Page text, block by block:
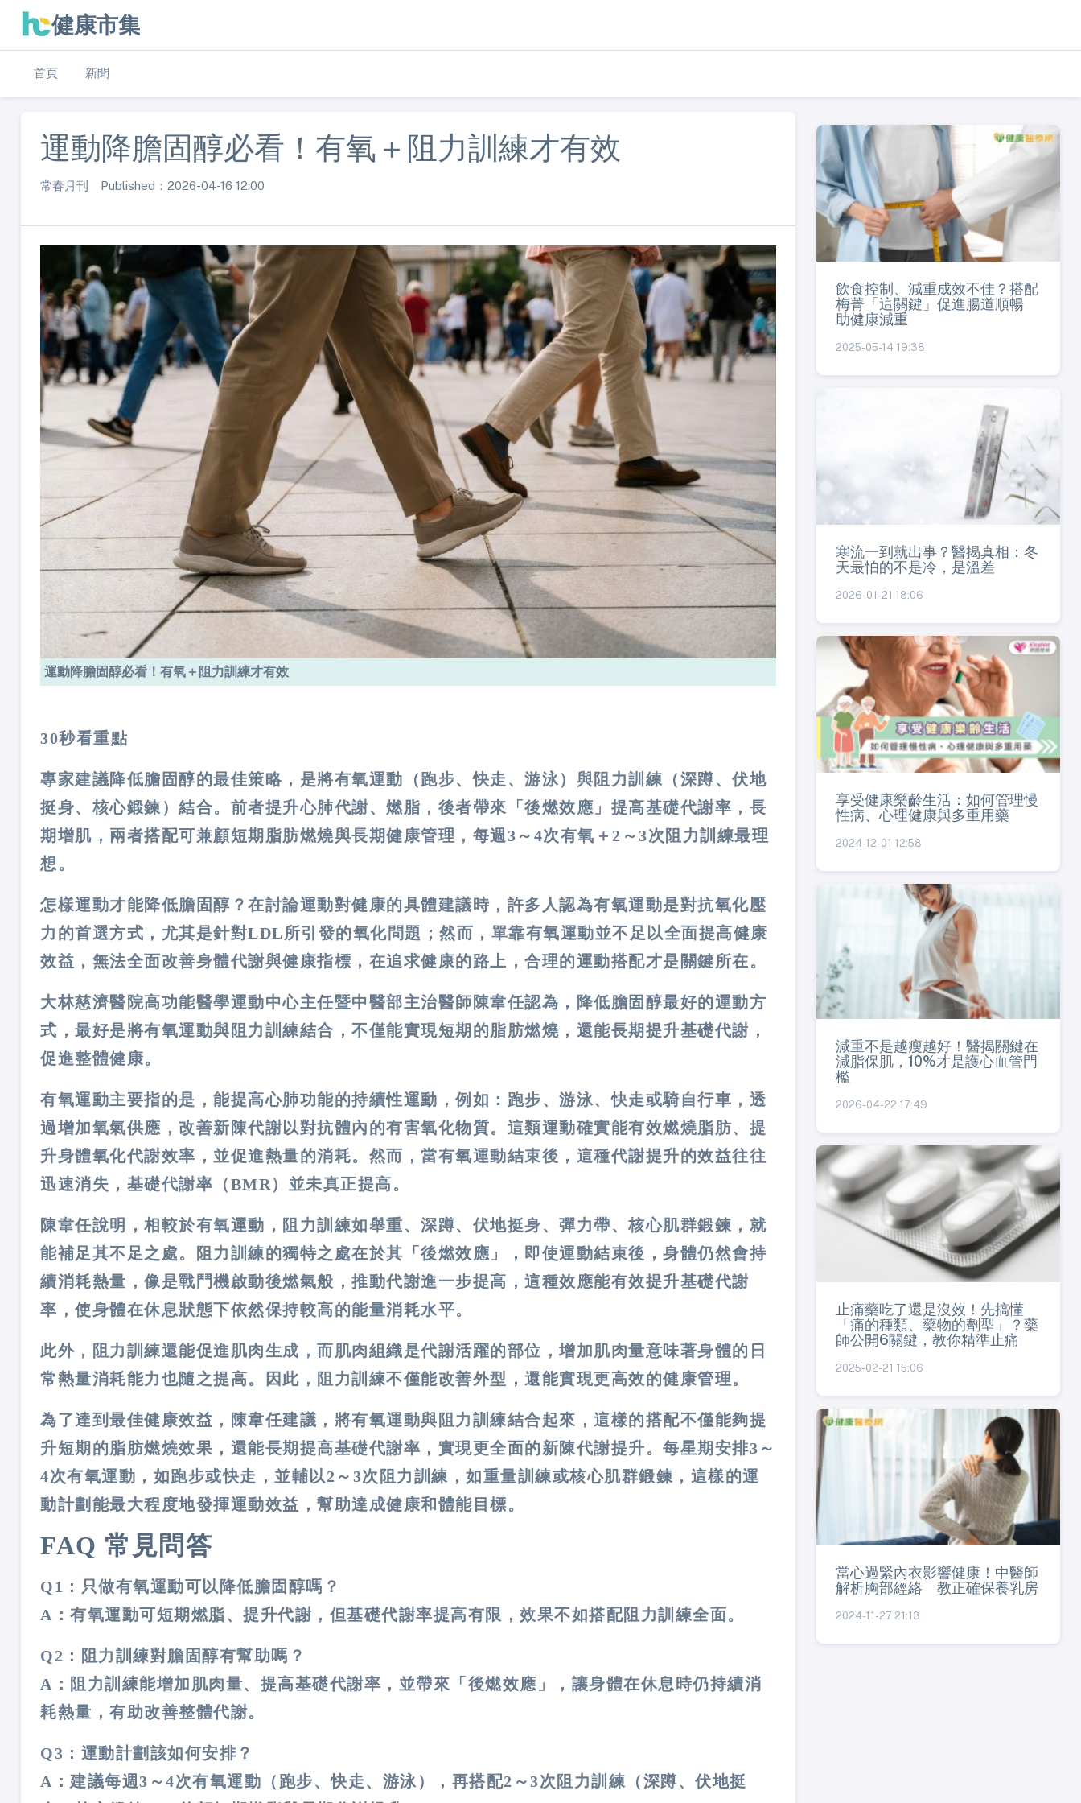
健康市集
首頁 新聞
運動降膽固醇必看！有氧＋阻力訓練才有效
常春月刊 Published：2026-04-16 12:00
運動降膽固醇必看！有氧＋阻力訓練才有效
30秒看重點
專家建議降低膽固醇的最佳策略，是將有氧運動（跑步、快走、游泳）與阻力訓練（深蹲、伏地
挺身、核心鍛鍊）結合。前者提升心肺代謝、燃脂，後者帶來「後燃效應」提高基礎代謝率，長
期增肌，兩者搭配可兼顧短期脂肪燃燒與長期健康管理，每週3～4次有氧＋2～3次阻力訓練最理
想。
怎樣運動才能降低膽固醇？在討論運動對健康的具體建議時，許多人認為有氧運動是對抗氧化壓
力的首選方式，尤其是針對LDL所引發的氧化問題；然而，單靠有氧運動並不足以全面提高健康
效益，無法全面改善身體代謝與健康指標，在追求健康的路上，合理的運動搭配才是關鍵所在。
大林慈濟醫院高功能醫學運動中心主任暨中醫部主治醫師陳韋任認為，降低膽固醇最好的運動方
式，最好是將有氧運動與阻力訓練結合，不僅能實現短期的脂肪燃燒，還能長期提升基礎代謝，
促進整體健康。
有氧運動主要指的是，能提高心肺功能的持續性運動，例如：跑步、游泳、快走或騎自行車，透
過增加氧氣供應，改善新陳代謝以對抗體內的有害氧化物質。這類運動確實能有效燃燒脂肪、提
升身體氧化代謝效率，並促進熱量的消耗。然而，當有氧運動結束後，這種代謝提升的效益往往
迅速消失，基礎代謝率（BMR）並未真正提高。
陳韋任說明，相較於有氧運動，阻力訓練如舉重、深蹲、伏地挺身、彈力帶、核心肌群鍛鍊，就
能補足其不足之處。阻力訓練的獨特之處在於其「後燃效應」，即使運動結束後，身體仍然會持
續消耗熱量，像是戰鬥機啟動後燃氣般，推動代謝進一步提高，這種效應能有效提升基礎代謝
率，使身體在休息狀態下依然保持較高的能量消耗水平。
此外，阻力訓練還能促進肌肉生成，而肌肉組織是代謝活躍的部位，增加肌肉量意味著身體的日
常熱量消耗能力也隨之提高。因此，阻力訓練不僅能改善外型，還能實現更高效的健康管理。
為了達到最佳健康效益，陳韋任建議，將有氧運動與阻力訓練結合起來，這樣的搭配不僅能夠提
升短期的脂肪燃燒效果，還能長期提高基礎代謝率，實現更全面的新陳代謝提升。每星期安排3～
4次有氧運動，如跑步或快走，並輔以2～3次阻力訓練，如重量訓練或核心肌群鍛鍊，這樣的運
動計劃能最大程度地發揮運動效益，幫助達成健康和體能目標。
FAQ 常見問答
Q1 ：只做有氧運動可以降低膽固醇嗎？
A：有氧運動可短期燃脂、提升代謝，但基礎代謝率提高有限，效果不如搭配阻力訓練全面。
Q2 ：阻力訓練對膽固醇有幫助嗎？
A：阻力訓練能增加肌肉量、提高基礎代謝率，並帶來「後燃效應」，讓身體在休息時仍持續消
耗熱量，有助改善整體代謝。
Q3 ：運動計劃該如何安排？
A：建議每週3～4次有氧運動（跑步、快走、游泳），再搭配2～3次阻力訓練（深蹲、伏地挺
飲食控制、減重成效不佳？搭配
梅菁「這關鍵」促進腸道順暢
助健康減重
2025-05-14 19:38
寒流一到就出事？醫揭真相：冬
天最怕的不是冷，是溫差
2026-01-21 18:06
享受健康樂齡生活：如何管理慢
性病、心理健康與多重用藥
2024-12-01 12:58
減重不是越瘦越好！醫揭關鍵在
減脂保肌，10%才是護心血管門
檻
2026-04-22 17:49
止痛藥吃了還是沒效！先搞懂
「痛的種類、藥物的劑型」？藥
師公開6關鍵，教你精準止痛
2025-02-21 15:06
當心過緊內衣影響健康！中醫師
解析胸部經絡 教正確保養乳房
2024-11-27 21:13